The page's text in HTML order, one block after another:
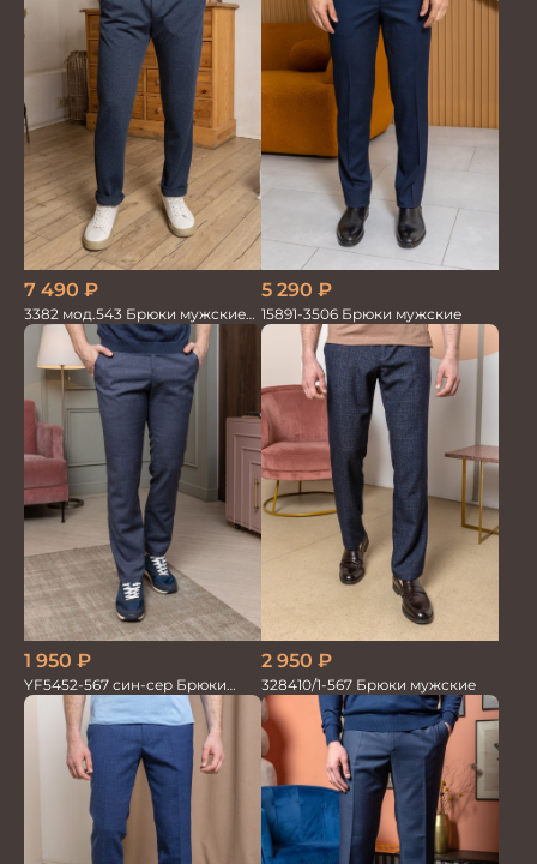
7 490 ₽
3382 мод.543 Брюки мужские
син.меланж трикотаж
5 290 ₽
15891-3506 Брюки мужские
1 950 ₽
YF5452-567 син-сер Брюки
мужские
2 950 ₽
328410/1-567 Брюки мужские